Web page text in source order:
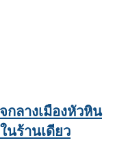
ลางเมืองหัวหิน
นร้านเดียว